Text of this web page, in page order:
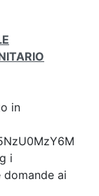
in
i
ai